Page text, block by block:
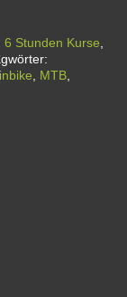
6 Stunden Kurse,
, MTB,